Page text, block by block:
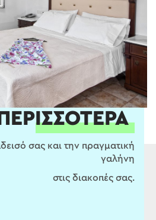
σας και την πραγματική
γαλήνη
στις διακοπές σας.